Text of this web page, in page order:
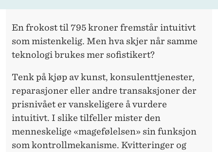
En frokost til 795 kroner fremstår intuitivt
som mistenkelig. Men hva skjer når samme
teknologi brukes mer sofistikert?
Tenk på kjøp av kunst, konsulenttjenester,
reparasjoner eller andre transaksjoner der
prisnivået er vanskeligere å vurdere
intuitivt. I slike tilfeller mister den
menneskelige «magefølelsen» sin funksjon
som kontrollmekanisme. Kvitteringer og